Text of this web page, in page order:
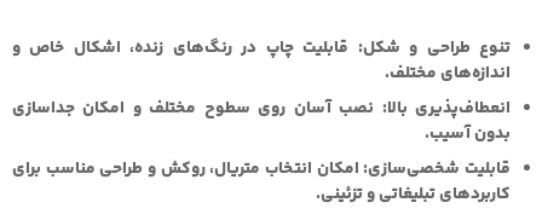
تنوع طراحی و شکل: قابلیت چاپ در رنگ‌های زنده، اشکال خاص و
اندازه‌های مختلف.
انعطاف‌پذیری بالا: نصب آسان روی سطوح مختلف و امکان جداسازی
بدون آسیب.
قابلیت شخصی‌سازی:امکان انتخاب متریال، روکش و طراحی مناسب برای
کاربردهای تبلیغاتی و تزئینی.